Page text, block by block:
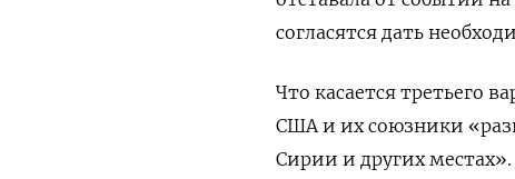
согласятся дать
Что касается третьего
США и их союзники
Сирии и других